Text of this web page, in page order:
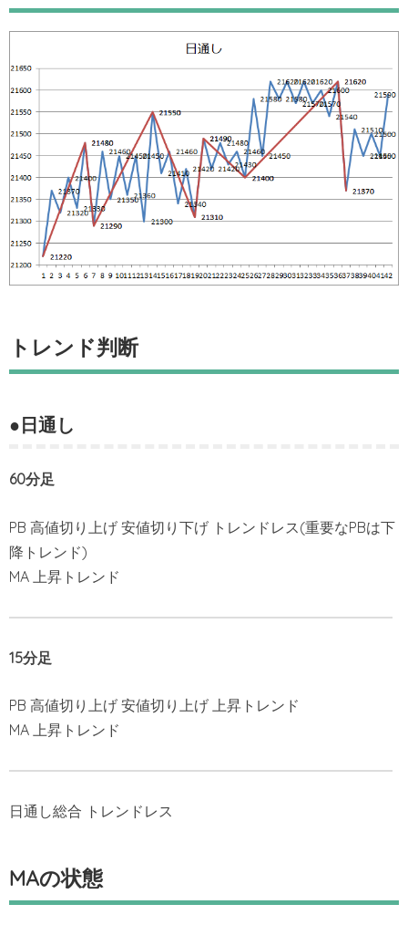
トレンド判断
●日通し
60分足
PB 高値切り上げ 安値切り下げ トレンドレス(重要なPBは下
降トレンド)
MA 上昇トレンド
15分足
PB 高値切り上げ 安値切り上げ 上昇トレンド
MA 上昇トレンド
日通し総合 トレンドレス
MAの状態